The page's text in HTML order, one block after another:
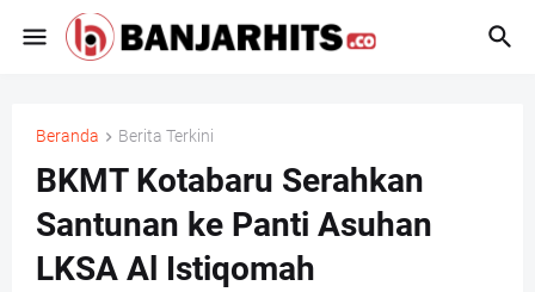
Beranda Berita Terkini
BKMT Kotabaru Serahkan
Santunan ke Panti Asuhan
LKSA Al Istiqomah